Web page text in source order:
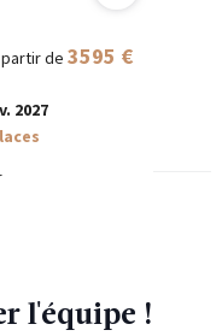
de 3595 €
2027
l'équipe !